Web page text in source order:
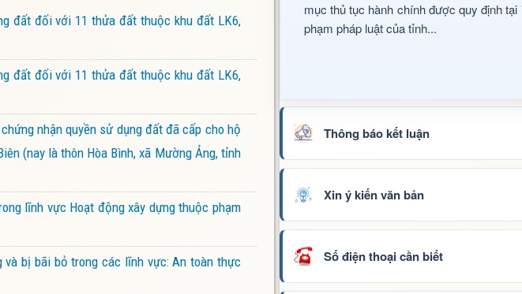
đất đối với 11 thửa đất thuộc khu đất LK6,
đất đối với 11 thửa đất thuộc khu đất LK6,
nhận quyền sử dụng đất đã cấp cho hộ
(nay là thôn Hòa Bình, xã Mường Ảng, tỉnh
lĩnh vực Hoạt động xây dựng thuộc phạm
bị bãi bỏ trong các lĩnh vực: An toàn thực
mục thủ tục hành chính được quy định tại
phạm pháp luật của tỉnh...
Thông báo kết luận
Xin ý kiến văn bản
Số điện thoại cần biết